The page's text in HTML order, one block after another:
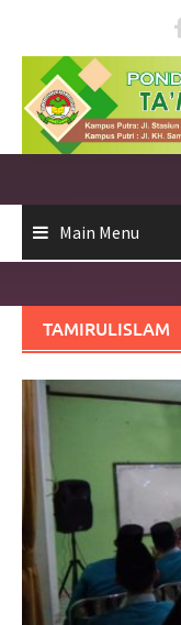
content
Main Menu
TAMIRULISLAM